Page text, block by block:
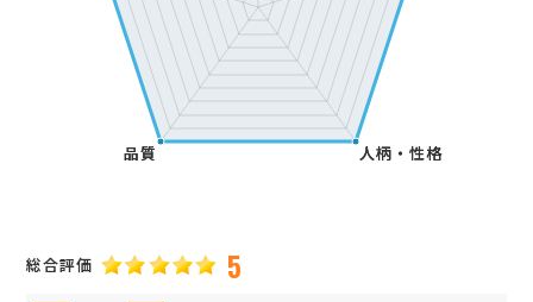
総合評価 5